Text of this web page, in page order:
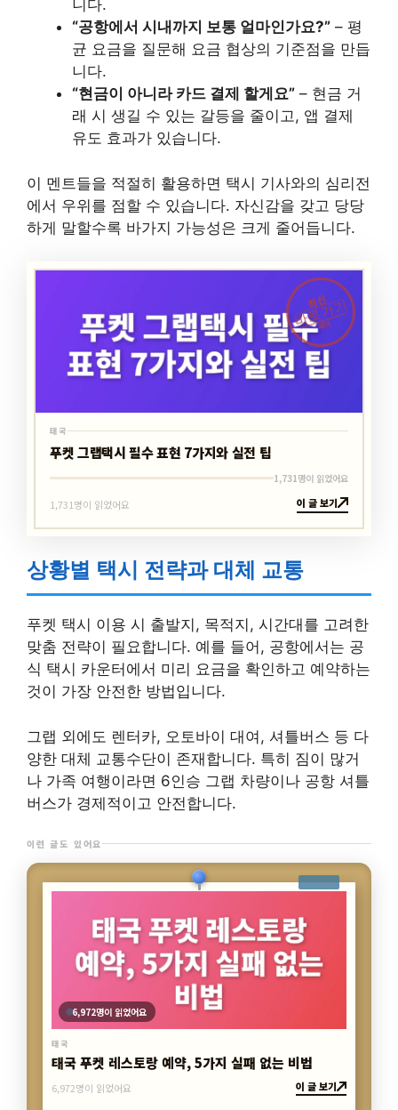
니다.
“공항에서 시내까지 보통 얼마인가요?” – 평
균 요금을 질문해 요금 협상의 기준점을 만듭
니다.
“현금이 아니라 카드 결제 할게요” – 현금 거
래 시 생길 수 있는 갈등을 줄이고, 앱 결제
유도 효과가 있습니다.
이 멘트들을 적절히 활용하면 택시 기사와의 심리전
에서 우위를 점할 수 있습니다. 자신감을 갖고 당당
하게 말할수록 바가지 가능성은 크게 줄어듭니다.
최신
바로가기
태국
태국
푸켓 그랩택시 필수 표현 7가지와 실전 팁
1,731명이 읽었어요
1,731명이 읽었어요 이 글 보기
상황별 택시 전략과 대체 교통
푸켓 택시 이용 시 출발지, 목적지, 시간대를 고려한
맞춤 전략이 필요합니다. 예를 들어, 공항에서는 공
식 택시 카운터에서 미리 요금을 확인하고 예약하는
것이 가장 안전한 방법입니다.
그랩 외에도 렌터카, 오토바이 대여, 셔틀버스 등 다
양한 대체 교통수단이 존재합니다. 특히 짐이 많거
나 가족 여행이라면 6인승 그랩 차량이나 공항 셔틀
버스가 경제적이고 안전합니다.
이런 글도 있어요
6,972명이 읽었어요
태국
태국 푸켓 레스토랑 예약, 5가지 실패 없는 비법
6,972명이 읽었어요 이 글 보기